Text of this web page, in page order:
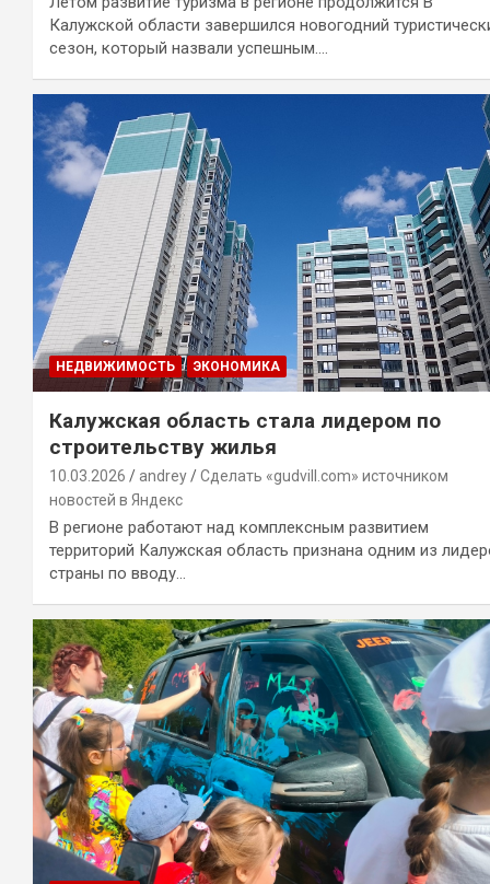
Калужской области завершился новогодний
сезон, который назвали успешным.…
НЕДВИЖИМОСТЬ ЭКОНОМИКА
Калужская область стала лидером по
строительству жилья
10.03.2026 andrey
Сделать «gudvill.com» источником
новостей в Яндекс
В регионе работают над комплексным развитием
территорий Калужская область признана одним из
страны по вводу…